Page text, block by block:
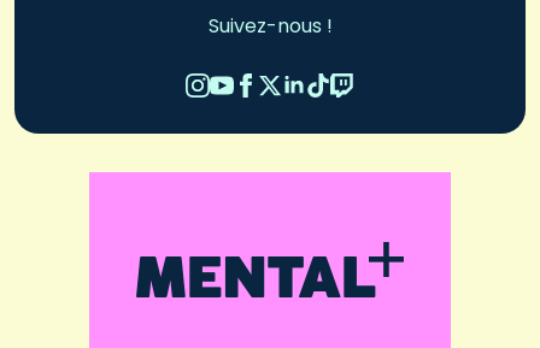
Suivez-nous !